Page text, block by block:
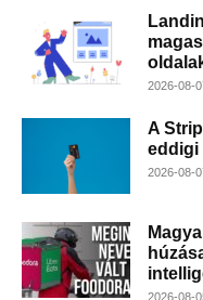
2026-08-
A
eddigi
2026-08-
2026-08-